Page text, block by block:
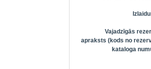
Vajadzīgās
apraksts (kods no
kataloga